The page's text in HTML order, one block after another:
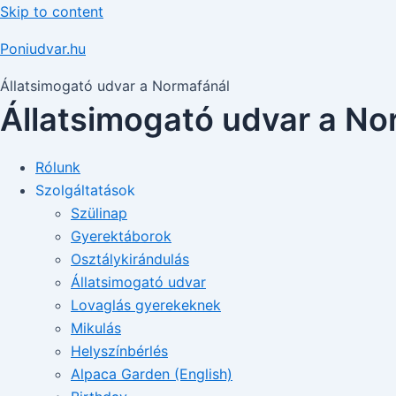
Skip to content
Poniudvar.hu
Állatsimogató udvar a Normafánál
Állatsimogató udvar a
Rólunk
Szolgáltatások
Szülinap
Gyerektáborok
Osztálykirándulás
Állatsimogató udvar
Lovaglás gyerekeknek
Mikulás
Helyszínbérlés
Alpaca Garden (English)